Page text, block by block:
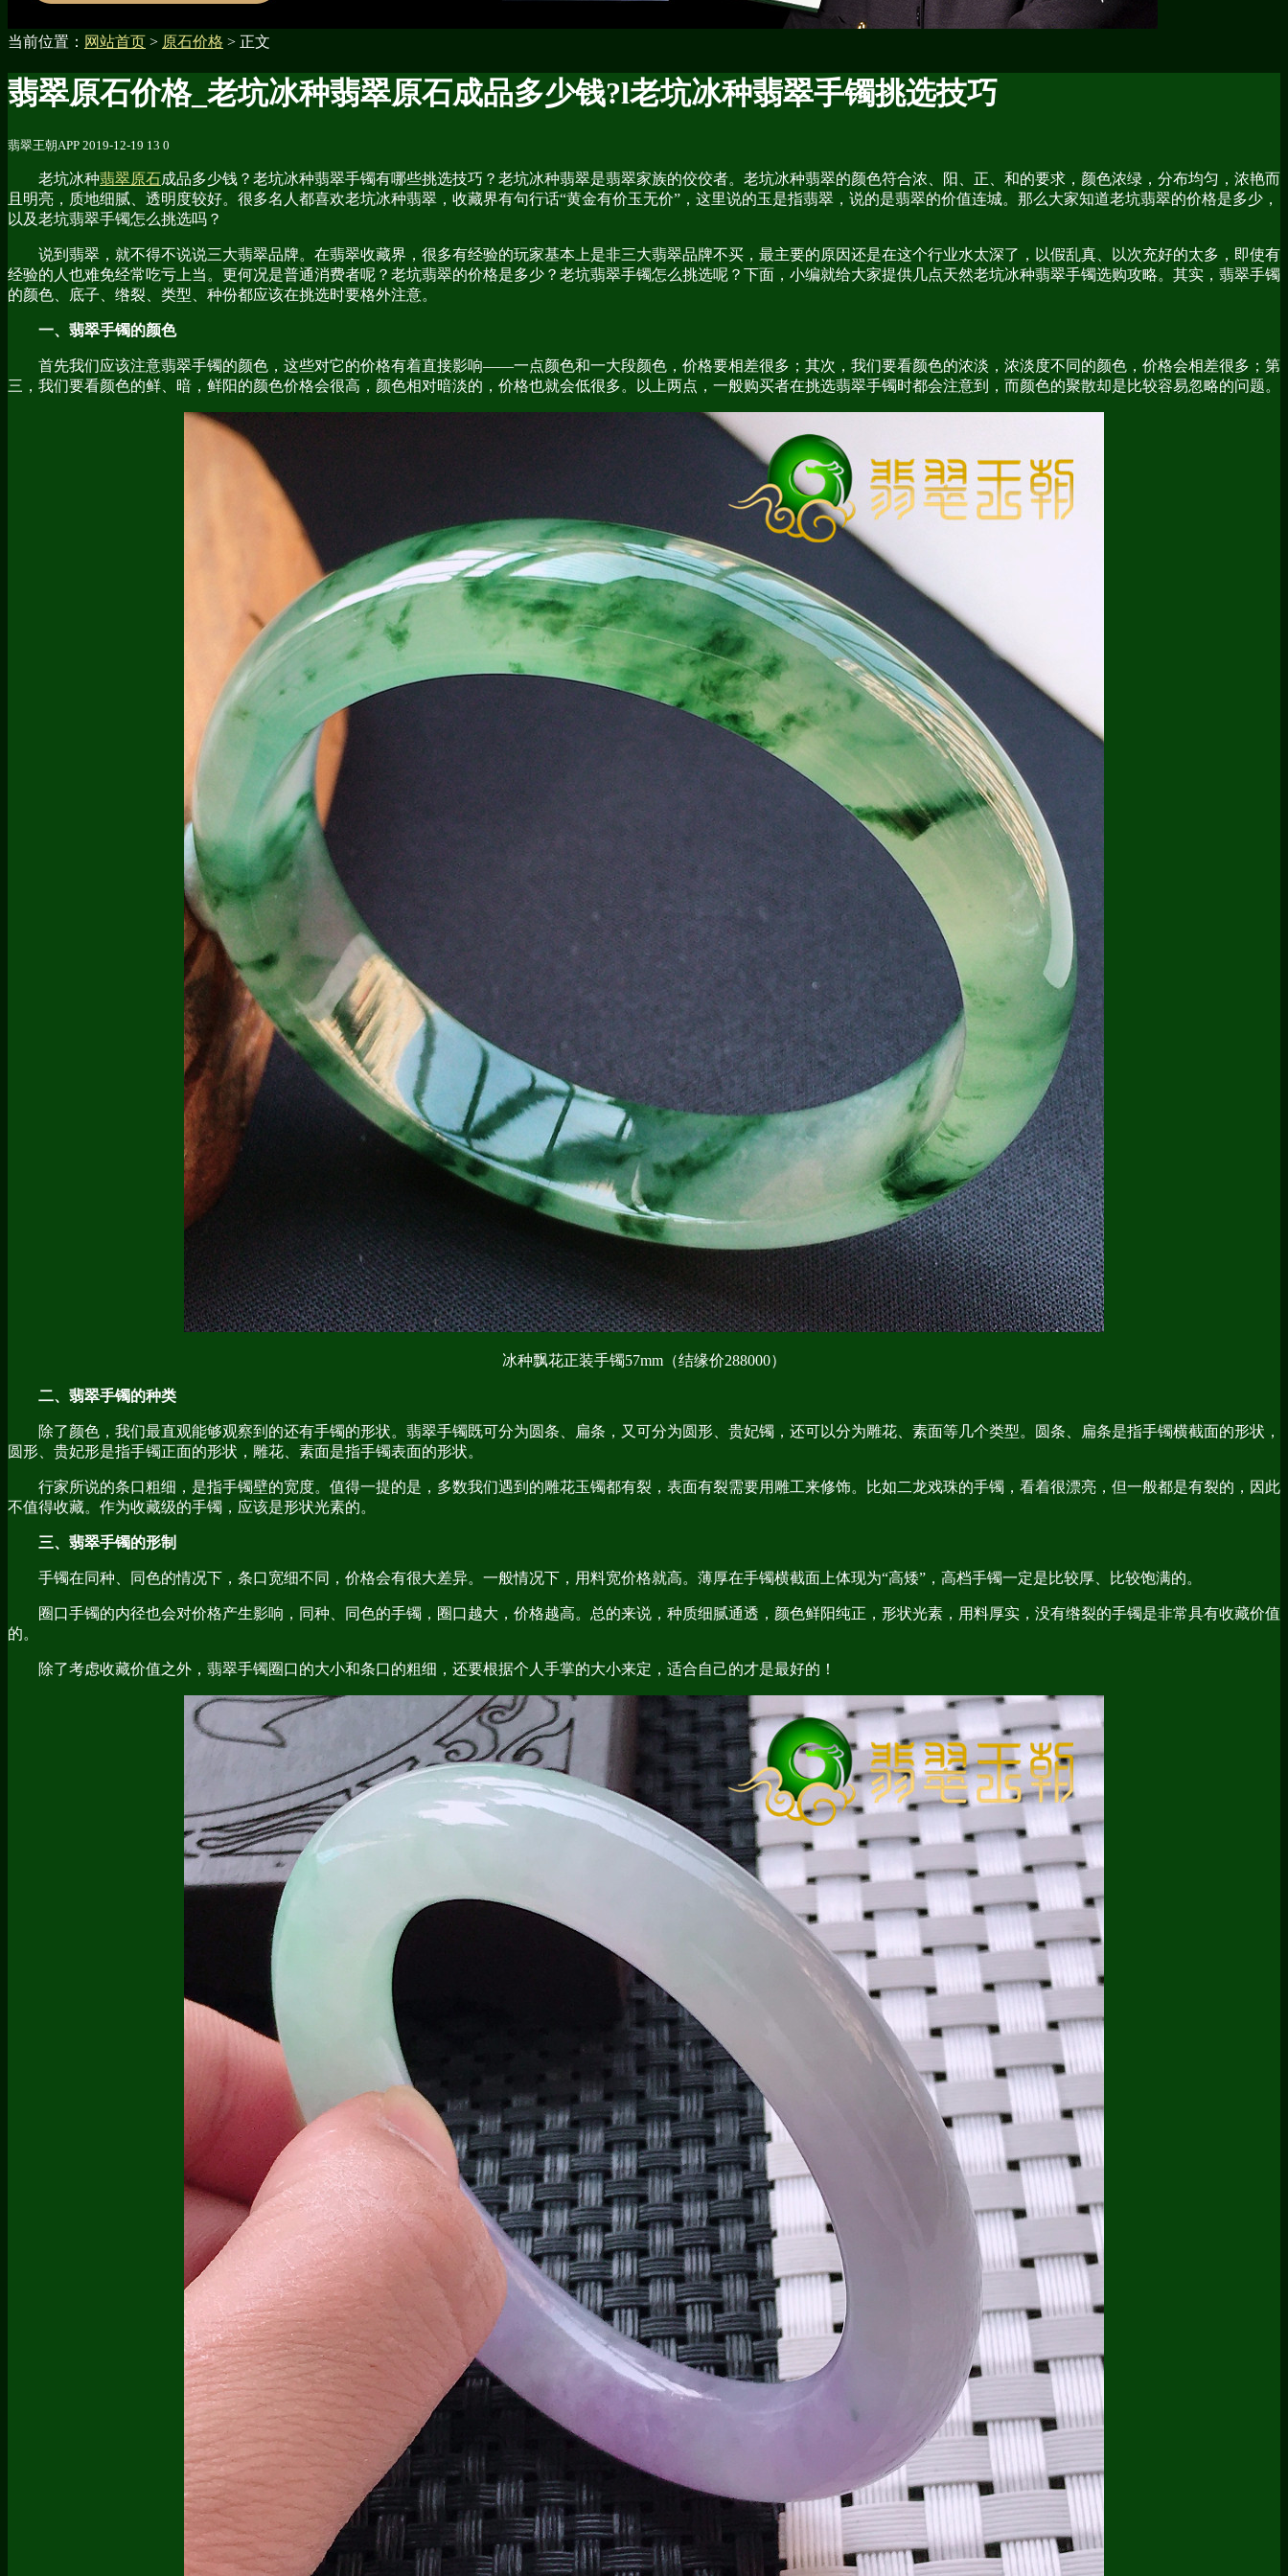
当前位置： 网站首页 > 原石价格 > 正文
翡翠原石价格_老坑冰种翡翠原石成品多少钱?l老坑冰种翡翠手镯挑选技巧
翡翠王朝APP 2019-12-19 13 0
老坑冰种翡翠原石成品多少钱？老坑冰种翡翠手镯有哪些挑选技巧？老坑冰种翡翠是翡翠家族的佼佼者。老坑冰种翡翠的颜色符合浓、阳、正、和的要求，颜色浓绿，分布均匀，浓艳而
且明亮，质地细腻、透明度较好。很多名人都喜欢老坑冰种翡翠，收藏界有句行话“黄金有价玉无价”，这里说的玉是指翡翠，说的是翡翠的价值连城。那么大家知道老坑翡翠的价格是多少，
以及老坑翡翠手镯怎么挑选吗？
说到翡翠，就不得不说说三大翡翠品牌。在翡翠收藏界，很多有经验的玩家基本上是非三大翡翠品牌不买，最主要的原因还是在这个行业水太深了，以假乱真、以次充好的太多，即使有
经验的人也难免经常吃亏上当。更何况是普通消费者呢？老坑翡翠的价格是多少？老坑翡翠手镯怎么挑选呢？下面，小编就给大家提供几点天然老坑冰种翡翠手镯选购攻略。其实，翡翠手镯
的颜色、底子、绺裂、类型、种份都应该在挑选时要格外注意。
一、翡翠手镯的颜色
首先我们应该注意翡翠手镯的颜色，这些对它的价格有着直接影响——一点颜色和一大段颜色，价格要相差很多；其次，我们要看颜色的浓淡，浓淡度不同的颜色，价格会相差很多；第
三，我们要看颜色的鲜、暗，鲜阳的颜色价格会很高，颜色相对暗淡的，价格也就会低很多。以上两点，一般购买者在挑选翡翠手镯时都会注意到，而颜色的聚散却是比较容易忽略的问题。
冰种飘花正装手镯57mm（结缘价288000）
二、翡翠手镯的种类
除了颜色，我们最直观能够观察到的还有手镯的形状。翡翠手镯既可分为圆条、扁条，又可分为圆形、贵妃镯，还可以分为雕花、素面等几个类型。圆条、扁条是指手镯横截面的形状，
圆形、贵妃形是指手镯正面的形状，雕花、素面是指手镯表面的形状。
行家所说的条口粗细，是指手镯壁的宽度。值得一提的是，多数我们遇到的雕花玉镯都有裂，表面有裂需要用雕工来修饰。比如二龙戏珠的手镯，看着很漂亮，但一般都是有裂的，因此
不值得收藏。作为收藏级的手镯，应该是形状光素的。
三、翡翠手镯的形制
手镯在同种、同色的情况下，条口宽细不同，价格会有很大差异。一般情况下，用料宽价格就高。薄厚在手镯横截面上体现为“高矮”，高档手镯一定是比较厚、比较饱满的。
圈口手镯的内径也会对价格产生影响，同种、同色的手镯，圈口越大，价格越高。总的来说，种质细腻通透，颜色鲜阳纯正，形状光素，用料厚实，没有绺裂的手镯是非常具有收藏价值
的。
除了考虑收藏价值之外，翡翠手镯圈口的大小和条口的粗细，还要根据个人手掌的大小来定，适合自己的才是最好的！